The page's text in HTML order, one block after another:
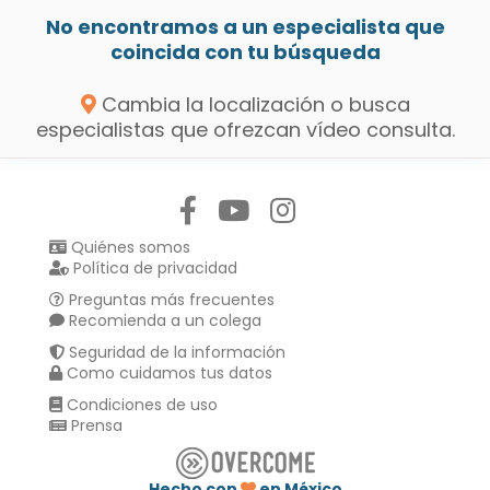
No encontramos a un especialista que
coincida con tu búsqueda
Cambia la localización o busca
especialistas que ofrezcan vídeo consulta.
Quiénes somos
Política de privacidad
Preguntas más frecuentes
Recomienda a un colega
Seguridad de la información
Como cuidamos tus datos
Condiciones de uso
Prensa